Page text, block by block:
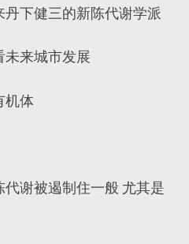
下健三的新陈代谢学派
未来城市发展
机体
谢被遏制住一般 尤其是